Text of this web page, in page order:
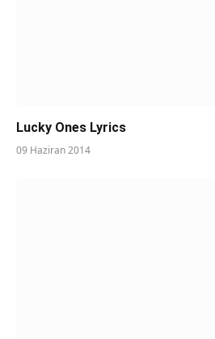
Lucky Ones Lyrics
09 Haziran 2014